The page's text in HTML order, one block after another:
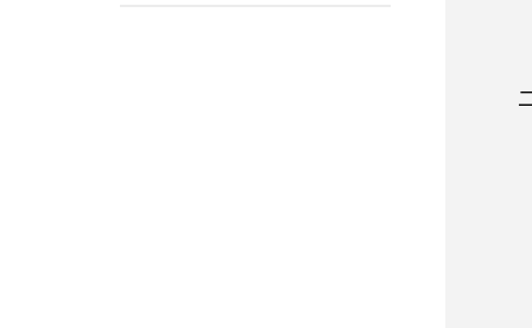
現
報
二
希
政
最
識
的
政